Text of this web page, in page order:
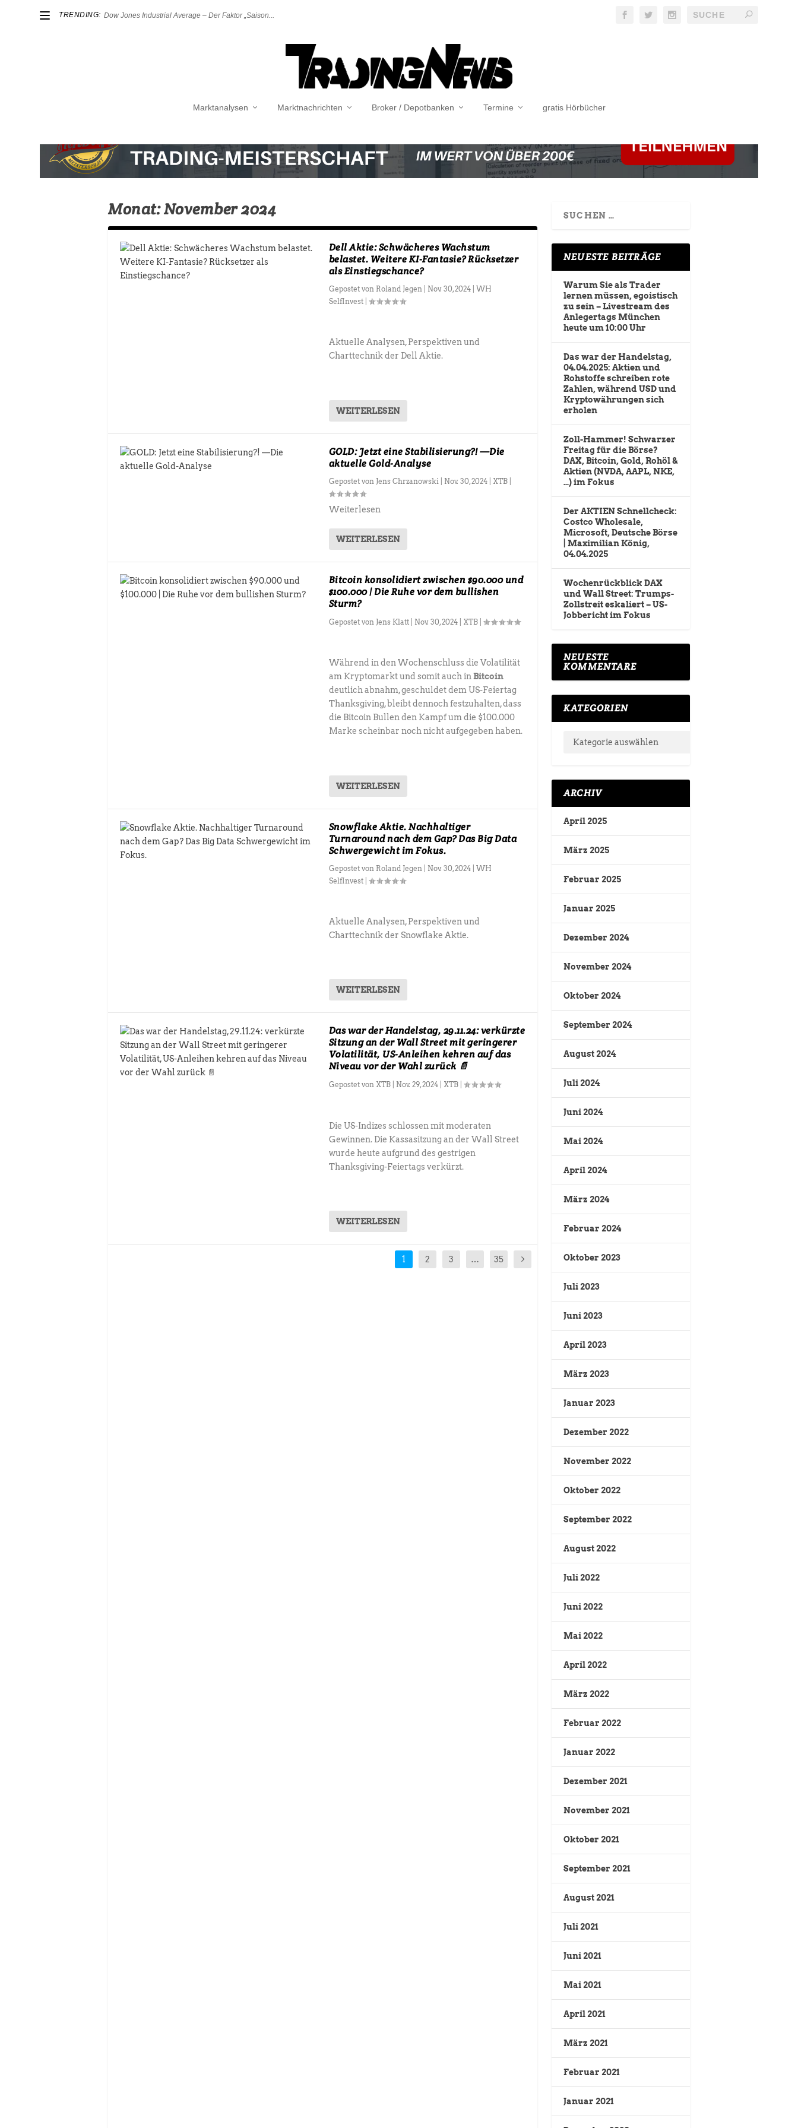
TRENDING: Dow Jones Industrial Average – Der Faktor „Saison...
Marktanalysen Marktnachrichten Broker / Depotbanken Termine gratis Hörbücher
Monat:November 2024
Dell Aktie: Schwächeres Wachstum
belastet. Weitere KI-Fantasie? Rücksetzer
als Einstiegschance?
Gepostet von Roland Jegen| Nov. 30, 2024| WH
SelfInvest|
Aktuelle Analysen, Perspektiven und
Charttechnik der Dell Aktie.
WEITERLESEN
GOLD: Jetzt eine Stabilisierung?! —Die
aktuelle Gold-Analyse
Gepostet von Jens Chrzanowski Nov. 30, 2024| XTB|
Weiterlesen
WEITERLESEN
Bitcoin konsolidiert zwischen $90.000 und
$100.000 | Die Ruhe vor dem bullishen
Sturm?
Gepostet von Jens Klatt| Nov. 30, 2024| XTB|
Während in den Wochenschluss die Volatilität
am Kryptomarkt und somit auch inBitcoin
deutlich abnahm, geschuldet dem US-Feiertag
Thanksgiving, bleibt dennoch festzuhalten, dass
die Bitcoin Bullen den Kampf um die $100.000
Marke scheinbar noch nicht aufgegeben haben.
WEITERLESEN
Snowflake Aktie. Nachhaltiger
Turnaround nach dem Gap? Das Big Data
Schwergewicht im Fokus.
Gepostet von Roland Jegen Nov. 30, 2024| WH
SelfInvest|
Aktuelle Analysen, Perspektiven und
Charttechnik der Snowflake Aktie.
WEITERLESEN
Das war der Handelstag, 29.11.24: verkürzte
Sitzung an der Wall Street mit geringerer
Volatilität, US-Anleihen kehren auf das
Niveau vor der Wahl zurück 📄
Gepostet von XTB| Nov. 29, 2024| XTB|
Die US-Indizes schlossen mit moderaten
Gewinnen. Die Kassasitzung an der Wall Street
wurde heute aufgrund des gestrigen
Thanksgiving-Feiertags verkürzt.
WEITERLESEN
1 2 3 … 35
NEUESTE BEITRÄGE
Warum Sie als Trader
lernen müssen, egoistisch
zu sein – Livestream des
Anlegertags München
heute um 10:00 Uhr
Das war der Handelstag,
04.04.2025: Aktien und
Rohstoffe schreiben rote
Zahlen, während USD und
Kryptowährungen sich
erholen
Zoll-Hammer! Schwarzer
Freitag für die Börse?
DAX, Bitcoin, Gold, Rohöl &
Aktien (NVDA, AAPL, NKE,
…) im Fokus
Der AKTIEN Schnellcheck:
Costco Wholesale,
Microsoft, Deutsche Börse
| Maximilian König,
04.04.2025
Wochenrückblick DAX
und Wall Street: Trumps-
Zollstreit eskaliert – US-
Jobbericht im Fokus
NEUESTE
KOMMENTARE
KATEGORIEN
ARCHIV
April 2025
März 2025
Februar 2025
Januar 2025
Dezember 2024
November 2024
Oktober 2024
September 2024
August 2024
Juli 2024
Juni 2024
Mai 2024
April 2024
März 2024
Februar 2024
Oktober 2023
Juli 2023
Juni 2023
April 2023
März 2023
Januar 2023
Dezember 2022
November 2022
Oktober 2022
September 2022
August 2022
Juli 2022
Juni 2022
Mai 2022
April 2022
März 2022
Februar 2022
Januar 2022
Dezember 2021
November 2021
Oktober 2021
September 2021
August 2021
Juli 2021
Juni 2021
Mai 2021
April 2021
März 2021
Februar 2021
Januar 2021